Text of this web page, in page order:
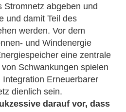
Stromnetz abgeben und
und damit Teil des
werden. Vor dem
und Windenergie
eine zentrale
Schwankungen spielen
Erneuerbarer
dienlich sein.
darauf vor, dass